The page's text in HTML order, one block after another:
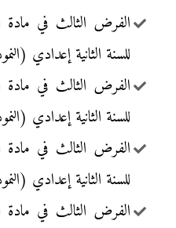
الفرض الثالث في مادة
للسنة الثانية إعدادي (النموذج 01)
الفرض الثالث في مادة
للسنة الثانية إعدادي (النموذج 02)
الفرض الثالث في مادة
للسنة الثانية إعدادي (النموذج 03)
الفرض الثالث في مادة